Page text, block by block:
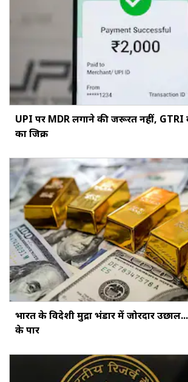
UPI पर MDR लगाने की जरूरत नहीं, GTRI
का जिक्र
भारत के विदेशी मुद्रा भंडार में जोरदार
के पार